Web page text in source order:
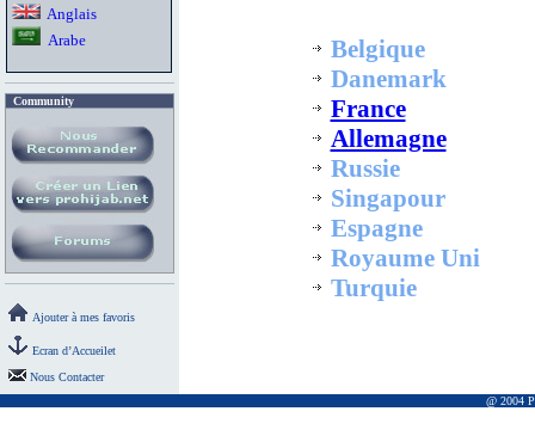
Anglais
Arabe
Community
Ajouter à mes favoris
Ecran d’Accueilet
Nous Contacter
Belgique
Danemark
France
Allemagne
Russie
Singapour
Espagne
Royaume Uni
Turquie
@ 2004